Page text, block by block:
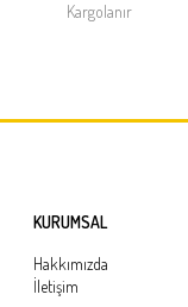
Kargolanır
KURUMSAL
Hakkımızda
İletişim